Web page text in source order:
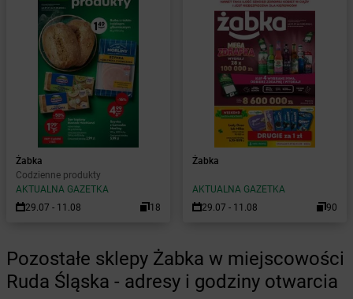
Żabka
Codzienne produkty
AKTUALNA GAZETKA
29.07 - 11.08
18
Żabka
AKTUALNA GAZETKA
29.07 - 11.08
90
Pozostałe sklepy Żabka w miejscowości
Ruda Śląska - adresy i godziny otwarcia